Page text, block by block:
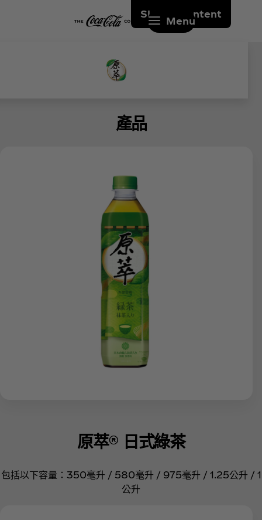
Skip to content
Menu
產品
原萃® 日式綠茶
包括以下容量：350毫升 / 580毫升 / 975毫升 / 1.25公升 / 1
公升